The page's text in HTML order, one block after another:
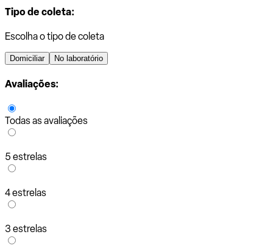
Tipo de coleta:
Escolha o tipo de coleta
Domiciliar No laboratório
Avaliações:
Todas as avaliações
5 estrelas
4 estrelas
3 estrelas